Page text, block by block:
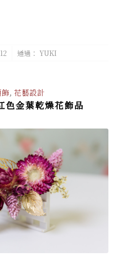
通過： YUKI
, 花藝設計
色金葉乾燥花飾品